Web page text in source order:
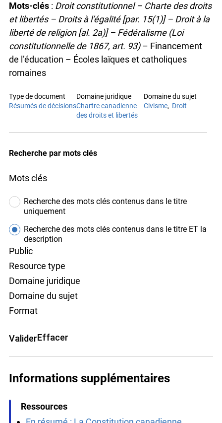
Mots-clés : Droit constitutionnel – Charte des droits
et libertés – Droits à l’égalité [par. 15(1)] – Droit à la
liberté de religion [al. 2a)] – Fédéralisme (Loi
constitutionnelle de 1867, art. 93)– Financement
de l’éducation – Écoles laïques et catholiques
romaines
Type de document
Résumés de décisions
Domaine juridique
Chartre canadienne
des droits et libertés
Domaine du sujet
Civisme
Droit
Recherche par mots clés
Mots clés
Recherche des mots clés contenus dans le titre
uniquement
Recherche des mots clés contenus dans le titre ET la
description
Public
Resource type
Domaine juridique
Domaine du sujet
Format
ValiderEffacer
Informations supplémentaires
Ressources